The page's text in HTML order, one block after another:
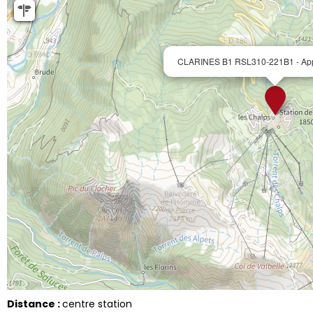
CLARINES B1 RSL310-221B1 -
Distance :centre station